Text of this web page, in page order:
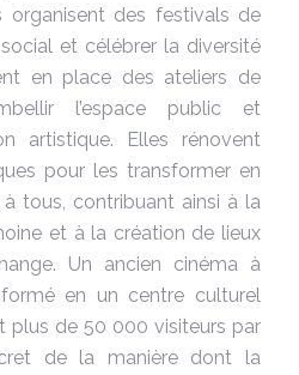
organisent des festivals de
et célébrer la diversité
en place des ateliers de
l’espace public et
artistique. Elles rénovent
pour les transformer en
tous, contribuant ainsi à la
et à la création de lieux
Un ancien cinéma à
en un centre culturel
plus de 50 000 visiteurs par
de la manière dont la